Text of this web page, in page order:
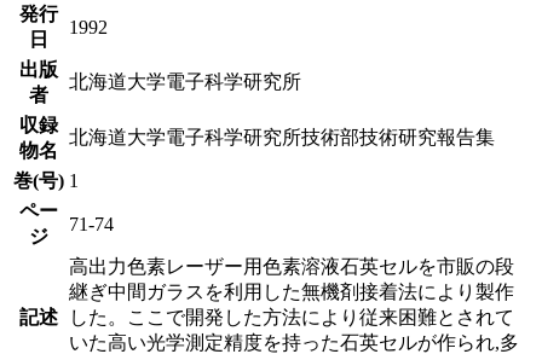
発行
日
1992
出版
者
北海道大学電子科学研究所
収録
物名
北海道大学電子科学研究所技術部技術研究報告集
巻(号) 1
ペー
ジ
71-74
記述
高出力色素レーザー用色素溶液石英セルを市販の段
継ぎ中間ガラスを利用した無機剤接着法により製作
した。ここで開発した方法により従来困難とされて
いた高い光学測定精度を持った石英セルが作られ,多